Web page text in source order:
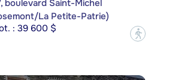
boulevard Saint-Michel
La Petite-Patrie)
: 39 600 $
?